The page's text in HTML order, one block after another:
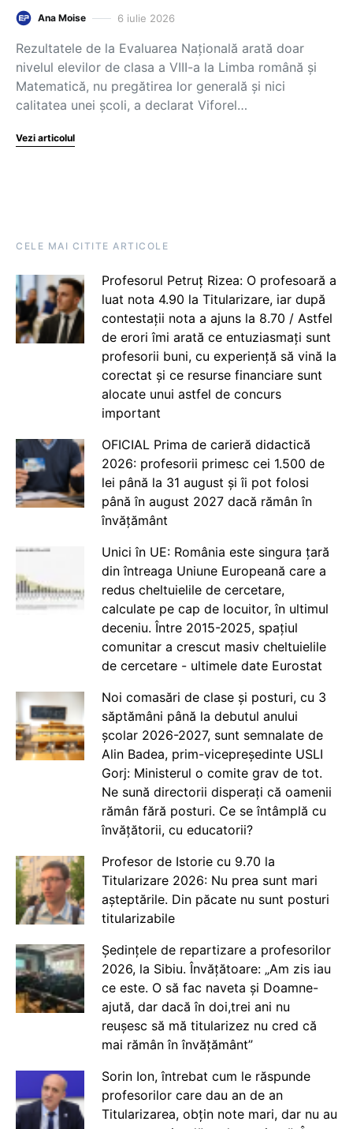
Ana Moise 6 iulie 2026
Rezultatele de la Evaluarea Națională arată doar
nivelul elevilor de clasa a VIII-a la Limba română și
Matematică, nu pregătirea lor generală și nici
calitatea unei școli, a declarat Viforel…
Vezi articolul
CELE MAI CITITE ARTICOLE
Profesorul Petruț Rizea: O profesoară a
luat nota 4.90 la Titularizare, iar după
contestații nota a ajuns la 8.70 / Astfel
de erori îmi arată ce entuziasmați sunt
profesorii buni, cu experiență să vină la
corectat și ce resurse financiare sunt
alocate unui astfel de concurs
important
OFICIAL Prima de carieră didactică
2026: profesorii primesc cei 1.500 de
lei până la 31 august și îi pot folosi
până în august 2027 dacă rămân în
învățământ
Unici în UE: România este singura țară
din întreaga Uniune Europeană care a
redus cheltuielile de cercetare,
calculate pe cap de locuitor, în ultimul
deceniu. Între 2015-2025, spațiul
comunitar a crescut masiv cheltuielile
de cercetare - ultimele date Eurostat
Noi comasări de clase și posturi, cu 3
săptămâni până la debutul anului
școlar 2026-2027, sunt semnalate de
Alin Badea, prim-vicepreședinte USLI
Gorj: Ministerul o comite grav de tot.
Ne sună directorii disperați că oamenii
rămân fără posturi. Ce se întâmplă cu
învățătorii, cu educatorii?
Profesor de Istorie cu 9.70 la
Titularizare 2026: Nu prea sunt mari
așteptările. Din păcate nu sunt posturi
titularizabile
Ședințele de repartizare a profesorilor
2026, la Sibiu. Învățătoare: „Am zis iau
ce este. O să fac naveta și Doamne-
ajută, dar dacă în doi,trei ani nu
reușesc să mă titularizez nu cred că
mai rămân în învățământ”
Sorin Ion, întrebat cum le răspunde
profesorilor care dau an de an
Titularizarea, obțin note mari, dar nu au